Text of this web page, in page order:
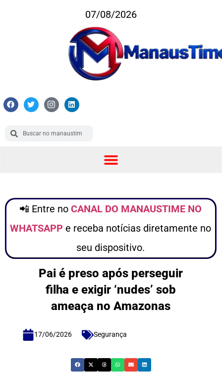
07/08/2026
📲 Entre no CANAL DO MANAUSTIME NO
WHATSAPP e receba notícias diretamente no
seu dispositivo.
Pai é preso após perseguir
filha e exigir ‘nudes’ sob
ameaça no Amazonas
17/06/2026 Segurança